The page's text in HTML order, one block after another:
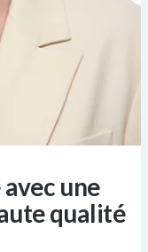
une
qualité